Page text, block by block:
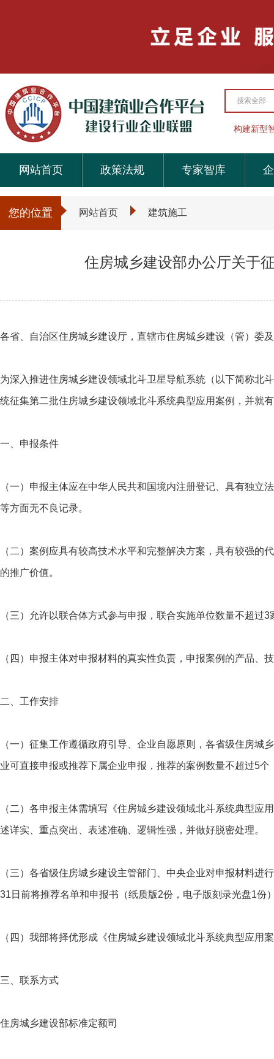
搜索全部
构建新型
网站首页 政策法规 专家智库
您的位置 网站首页 建筑施工
住房城乡建设部办公厅关于
各省、自治区住房城乡建设厅，直辖市住房城乡建设（管）委
为深入推进住房城乡建设领域北斗卫星导航系统（以下简称北
统征集第二批住房城乡建设领域北斗系统典型应用案例，并就
一、申报条件
（一）申报主体应在中华人民共和国境内注册登记、具有独
等方面无不良记录。
（二）案例应具有较高技术水平和完整解决方案，具有较强
的推广价值。
（三）允许以联合体方式参与申报，联合实施单位数量不超过3
（四）申报主体对申报材料的真实性负责，申报案例的产品
二、工作安排
（一）征集工作遵循政府引导、企业自愿原则，各省级住房
业可直接申报或推荐下属企业申报，推荐的案例数量不超过5
（二）各申报主体需填写《住房城乡建设领域北斗系统典型
述详实、重点突出、表述准确、逻辑性强，并做好脱密处理。
（三）各省级住房城乡建设主管部门、中央企业对申报材料
31日前将推荐名单和申报书（纸质版2份，电子版刻录光盘1份
（四）我部将择优形成《住房城乡建设领域北斗系统典型应
三、联系方式
住房城乡建设部标准定额司